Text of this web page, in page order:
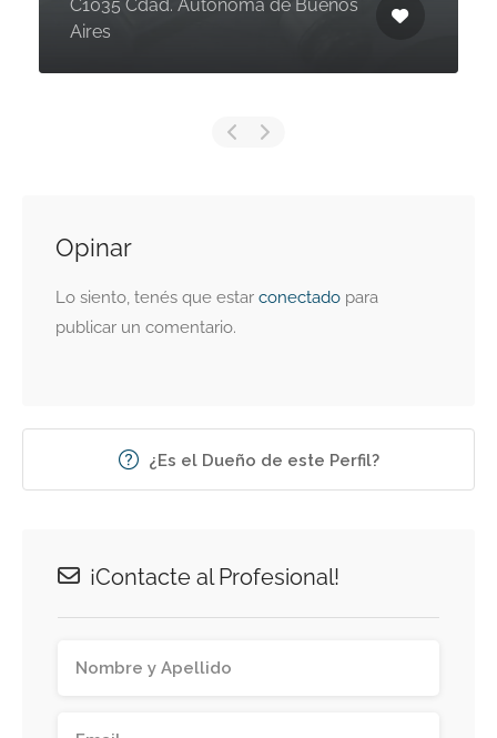
C1035 Cdad. Autónoma de Buenos
Aires
Opinar
Lo siento, tenés que estar conectado para
publicar un comentario.
¿Es el Dueño de este Perfil?
¡Contacte al Profesional!